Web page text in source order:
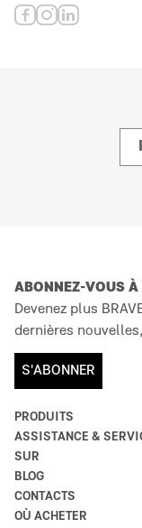
PRODUITS
ASSISTANCE &
SUR
BLOG
CONTACTS
OÙ ACHETER
ABONNEZ-VOUS À
Devenez plus
dernières
S'ABONNER